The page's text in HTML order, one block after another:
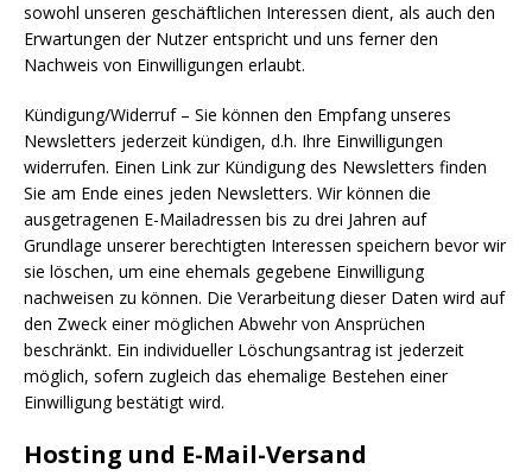
sowohl unseren geschäftlichen Interessen dient, als auch den
Erwartungen der Nutzer entspricht und uns ferner den
Nachweis von Einwilligungen erlaubt.
Kündigung/Widerruf – Sie können den Empfang unseres
Newsletters jederzeit kündigen, d.h. Ihre Einwilligungen
widerrufen. Einen Link zur Kündigung des Newsletters finden
Sie am Ende eines jeden Newsletters. Wir können die
ausgetragenen E-Mailadressen bis zu drei Jahren auf
Grundlage unserer berechtigten Interessen speichern bevor wir
sie löschen, um eine ehemals gegebene Einwilligung
nachweisen zu können. Die Verarbeitung dieser Daten wird auf
den Zweck einer möglichen Abwehr von Ansprüchen
beschränkt. Ein individueller Löschungsantrag ist jederzeit
möglich, sofern zugleich das ehemalige Bestehen einer
Einwilligung bestätigt wird.
Hosting und E-Mail-Versand